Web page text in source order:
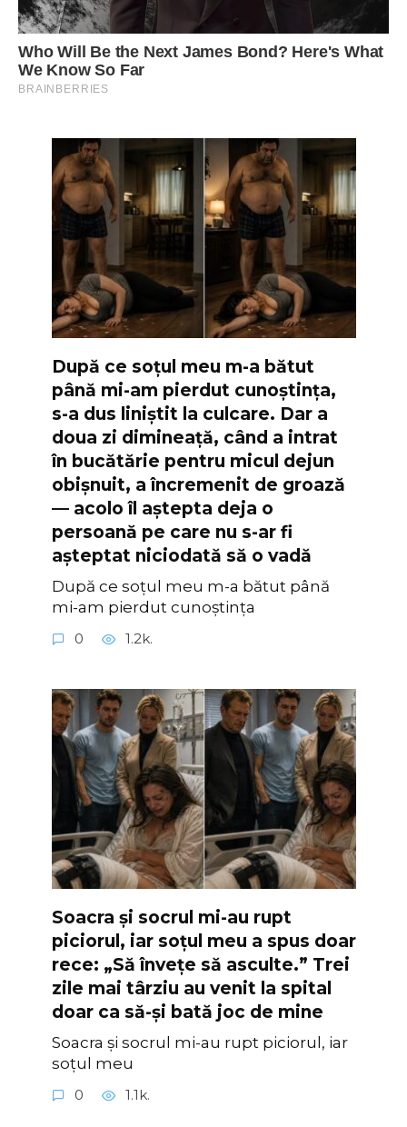
După ce soțul meu m-a bătut
până mi-am pierdut cunoștința,
s-a dus liniștit la culcare. Dar a
doua zi dimineață, când a intrat
în bucătărie pentru micul dejun
obișnuit, a încremenit de groază
— acolo îl aștepta deja o
persoană pe care nu s-ar fi
așteptat niciodată să o vadă
După ce soțul meu m-a bătut până
mi-am pierdut cunoștința
0 1.2k.
Soacra și socrul mi-au rupt
piciorul, iar soțul meu a spus doar
rece: „Să învețe să asculte.” Trei
zile mai târziu au venit la spital
doar ca să-și bată joc de mine
Soacra și socrul mi-au rupt piciorul, iar
soțul meu
0 1.1k.